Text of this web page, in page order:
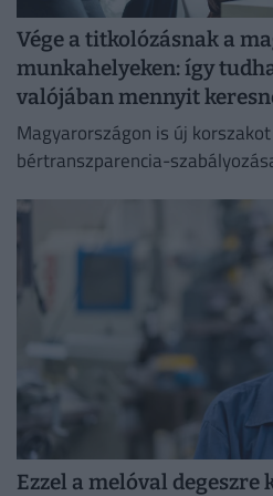
Vége a titkolózásnak a
munkahelyeken: így
valójában mennyit
Magyarországon is új
bértranszparencia-
Ezzel a melóval